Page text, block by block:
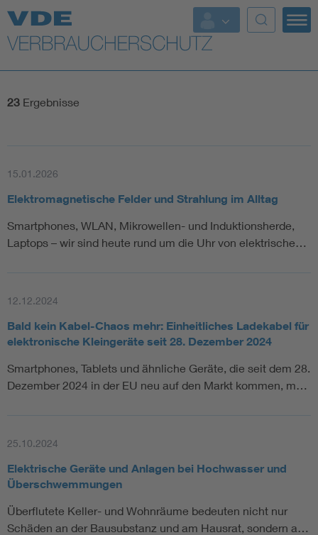
Top Themen
Weitere Themen
23 Ergebnisse
15.01.2026
Elektromagnetische Felder und Strahlung im Alltag
Smartphones, WLAN, Mikrowellen- und Induktionsherde,
Laptops – wir sind heute rund um die Uhr von elektrische…
12.12.2024
Bald kein Kabel-Chaos mehr: Einheitliches Ladekabel für
elektronische Kleingeräte seit 28. Dezember 2024
Smartphones, Tablets und ähnliche Geräte, die seit dem 28.
Dezember 2024 in der EU neu auf den Markt kommen, m…
25.10.2024
Elektrische Geräte und Anlagen bei Hochwasser und
Überschwemmungen
Überflutete Keller- und Wohnräume bedeuten nicht nur
Schäden an der Bausubstanz und am Hausrat, sondern a…